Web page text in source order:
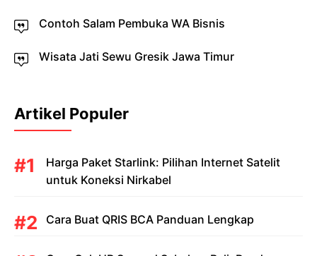
Contoh Salam Pembuka WA Bisnis
Wisata Jati Sewu Gresik Jawa Timur
Artikel Populer
Harga Paket Starlink: Pilihan Internet Satelit
untuk Koneksi Nirkabel
Cara Buat QRIS BCA Panduan Lengkap